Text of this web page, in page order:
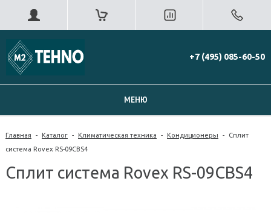
+7 (495) 085-60-50
МЕНЮ
Главная - Каталог - Климатическая техника - Кондиционеры -
Сплит
система Rovex RS-09CBS4
Сплит система Rovex RS-09CBS4